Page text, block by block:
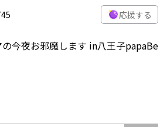
応援する
今夜お邪魔します in八王子papaBe